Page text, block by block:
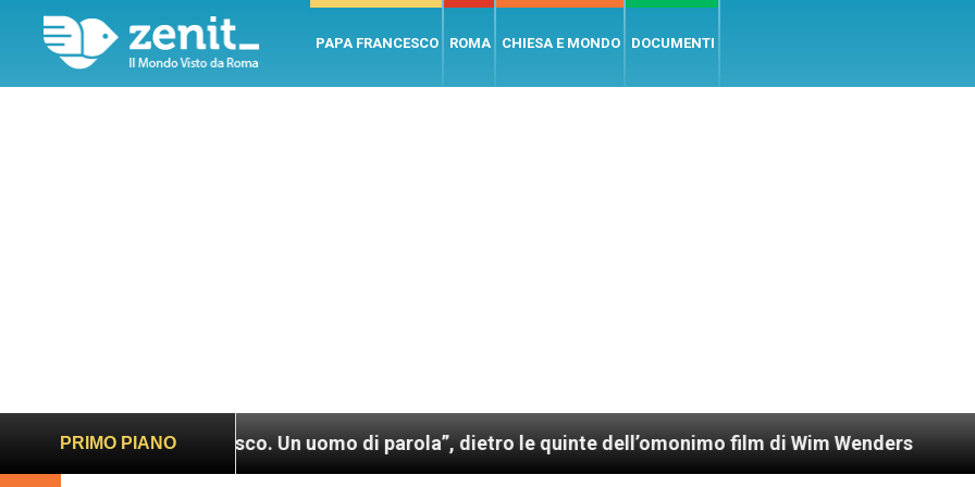
PAPA FRANCESCO ROMA CHIESA E MONDO DOCUMENTI
PRIMO PIANO
Francesco. Un uomo di parola”, dietro le quinte dell’omonimo film di Wim Wenders Lunedì 4